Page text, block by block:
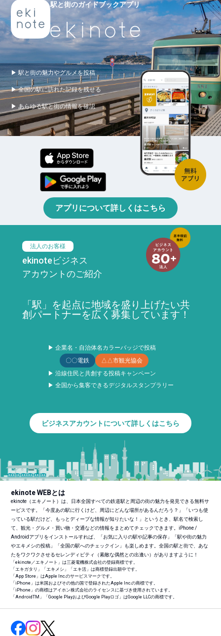
駅と街のガイドブックアプリ
▶ 駅と街の魅力やグルメを投稿
▶ 全国の駅に訪れた記録を残せる
▶ あらゆる駅と街の情報を確認
アプリについて詳しくはこちら
法人のお客様
ekinoteビジネス
アカウントのご紹介
「駅」を起点に地域を盛り上げたい共
創パートナーを広く募集しています！
▶ 企業名・自治体名カラーバッジで投稿
〇〇電鉄
△△市観光協会
▶ 沿線住民と共創する投稿キャンペーン
▶ 全国から集客できるデジタルスタンプラリー
ビジネスアカウントについて詳しくはこちら
ekinote WEBとは
ekinote（エキノート）は、日本全国すべての鉄道駅と周辺の街の魅力を発見できる無料サ
ービスです。「今度あの駅に行くけど、周辺にどんな場所があるんだろう？」「いつも使
っている駅だけど、もっとディープな情報が知りたいな！」というとき、駅名で検索し
て、観光・グルメ・買い物・交通などの情報をまとめてチェックできます。iPhone /
Androidアプリをインストールすれば、「お気に入りの駅や記事の保存」「駅や街の魅力
やエキメシの投稿」「全国の駅へのチェックイン」も楽しめます。全国の駅と街で、あな
たをワクワクさせるセレンディピティ（素敵な偶然との出逢い）がありますように！
「ekinote／エキノート」は三菱電機株式会社の登録商標です。
「エキガタリ」「エキメシ」「エキ活」は商標登録出願中です。
「App Store」はApple Inc.のサービスマークです。
「iPhone」は米国およびその他の国で登録されたApple Inc.の商標です。
「iPhone」の商標はアイホン株式会社のライセンスに基づき使用されています。
「AndroidTM 」「Google PlayおよびGoogle Playロゴ」はGoogle LLCの商標です。